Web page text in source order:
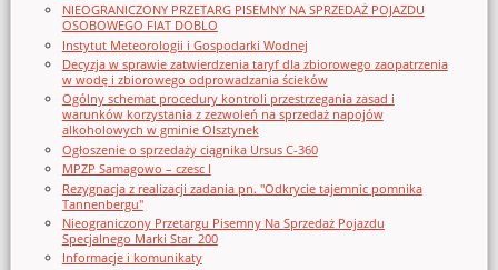
NIEOGRANICZONY PRZETARG PISEMNY NA SPRZEDAŻ POJAZDU
OSOBOWEGO FIAT DOBLO
Instytut Meteorologii i Gospodarki Wodnej
Decyzja w sprawie zatwierdzenia taryf dla zbiorowego zaopatrzenia
w wodę i zbiorowego odprowadzania ścieków
Ogólny schemat procedury kontroli przestrzegania zasad i
warunków korzystania z zezwoleń na sprzedaż napojów
alkoholowych w gminie Olsztynek
Ogłoszenie o sprzedaży ciągnika Ursus C-360
MPZP Samagowo – czesc I
Rezygnacja z realizacji zadania pn. "Odkrycie tajemnic pomnika
Tannenbergu"
Nieograniczony Przetargu Pisemny Na Sprzedaż Pojazdu
Specjalnego Marki Star_200
Informacje i komunikaty